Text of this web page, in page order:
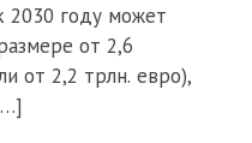
2030 году может
от 2,6
от 2,2 трлн. евро),